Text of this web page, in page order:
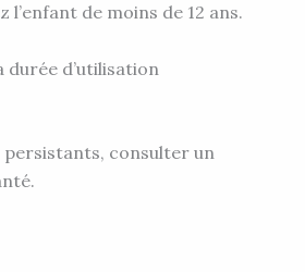
l’enfant de moins de 12 ans.
durée d’utilisation
persistants, consulter un